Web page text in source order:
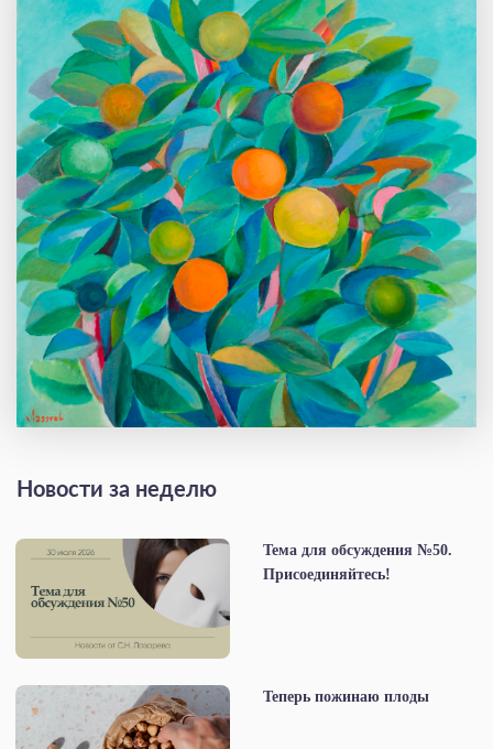
Новости за неделю
Тема для обсуждения №50.
Присоединяйтесь!
Теперь пожинаю плоды